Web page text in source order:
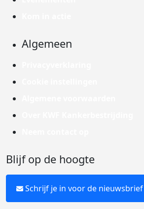
Algemeen
Blijf op de hoogte
Schrijf je in voor de nieuwsbrief